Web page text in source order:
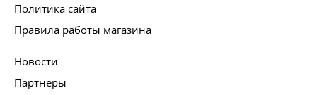
Политика сайта
Правила работы магазина
Новости
Партнеры